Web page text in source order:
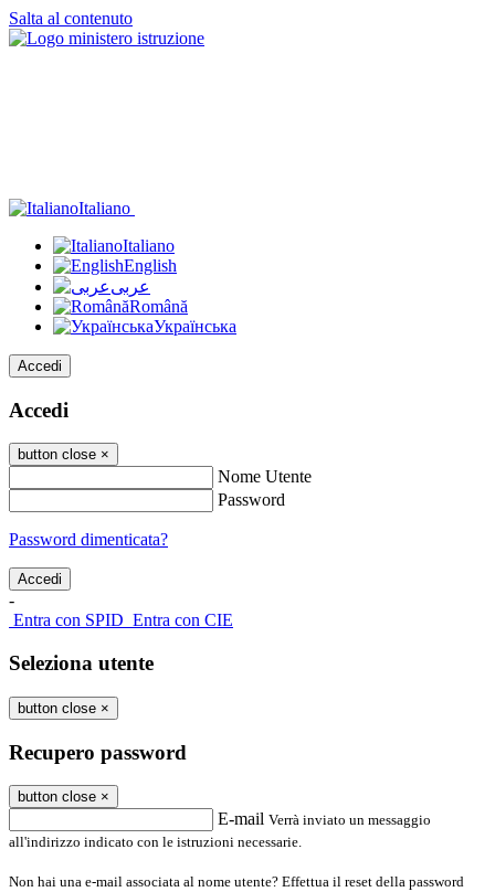
Salta al contenuto
Italiano
Italiano
English
عربى
Română
Українська
Accedi
Accedi
button close ×
Nome Utente
Password
Password dimenticata?
-
Entra con SPID Entra con CIE
Seleziona utente
button close ×
Recupero password
button close ×
E-mail Verrà inviato un messaggio
all'indirizzo indicato con le istruzioni necessarie.
Non hai una e-mail associata al nome utente? Effettua il reset della password